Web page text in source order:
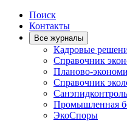
Поиск
Контакты
Все журналы
Кадровые
Справочник
Планово-
Справочник
Промышленная
ЭкоСпоры